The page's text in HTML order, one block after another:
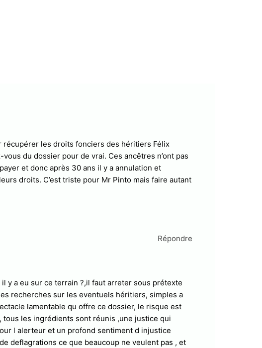
récupérer les droits fonciers des héritiers Félix
du dossier pour de vrai. Ces ancêtres n’ont pas
et donc après 30 ans il y a annulation et
droits. C’est triste pour Mr Pinto mais faire autant
Répondre
y a eu sur ce terrain ?,il faut arreter sous prétexte
recherches sur les eventuels héritiers, simples a
lamentable qu offre ce dossier, le risque est
les ingrédients sont réunis ,une justice qui
l alerteur et un profond sentiment d injustice
deflagrations ce que beaucoup ne veulent pas , et